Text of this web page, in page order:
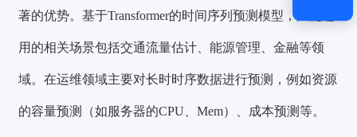
著的优势。基于Transformer的时间序列预测模型，广泛运
用的相关场景包括交通流量估计、能源管理、金融等领
域。在运维领域主要对长时时序数据进行预测，例如资源
的容量预测（如服务器的CPU、Mem）、成本预测等。